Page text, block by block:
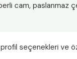
cam, paslanmaz
seçenekleri ve